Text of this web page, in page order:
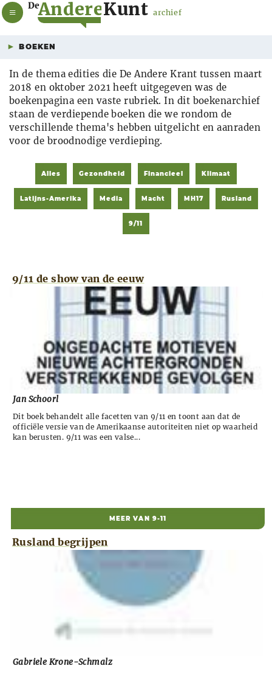
DeAndereKunt archief
BOEKEN
In de thema edities die De Andere Krant tussen maart
2018 en oktober 2021 heeft uitgegeven was de
boekenpagina een vaste rubriek. In dit boekenarchief
staan de verdiepende boeken die we rondom de
verschillende thema's hebben uitgelicht en aanraden
voor de broodnodige verdieping.
Alles Gezondheid Financieel Klimaat
Latijns-Amerika Media Macht MH17 Rusland
9/11
9/11 de show van de eeuw
Jan Schoorl
Dit boek behandelt alle facetten van 9/11 en toont aan dat de
officiële versie van de Amerikaanse autoriteiten niet op waarheid
kan berusten. 9/11 was een valse...
MEER VAN 9-11
Rusland begrijpen
Gabriele Krone-Schmalz